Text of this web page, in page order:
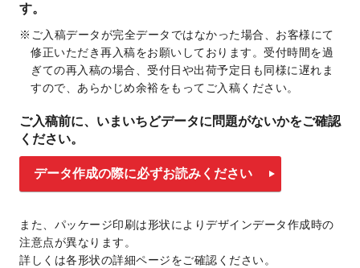
す。
ご入稿データが完全データではなかった場合、お客様にて
修正いただき再入稿をお願いしております。 受付時間を過
ぎての再入稿の場合、受付日や出荷予定日も同様に遅れま
すので、あらかじめ余裕をもってご入稿ください。
ご入稿前に、いまいちどデータに問題がないかをご確認
ください。
データ作成の際に必ずお読みください
また、パッケージ印刷は形状によりデザインデータ作成時の
注意点が異なります。
詳しくは各形状の詳細ページをご確認ください。